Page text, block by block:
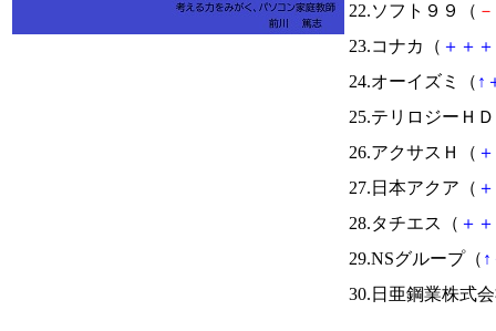
22.ソフト９９（ －
23.コナカ（ ＋ ＋ ＋
24.オーイズミ（ ↑
25.テリロジーＨ
26.アクサスＨ（ ＋
27.日本アクア（ ＋
28.タチエス（ ＋ ＋
29.NSグループ（ ↑
30.日亜鋼業株式